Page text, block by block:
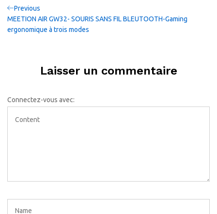
Navigation
de
Previous
Post
Previous
MEETION AIR GW32- SOURIS SANS FIL BLEUTOOTH-Gaming
ergonomique à trois modes
Laisser un commentaire
Connectez-vous avec: